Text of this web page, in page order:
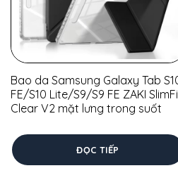
Bao da Samsung Galaxy Tab
FE/S10 Lite/S9/S9 FE ZAKI
Clear V2 mặt lưng trong suốt
ĐỌC TIẾP